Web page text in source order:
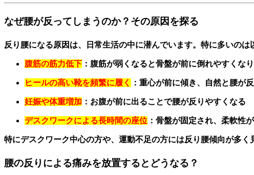
なぜ腰が反ってしまうのか？その原因を探る
反り腰になる原因は、日常生活の中に潜んでいます。特に多いのは
腹筋の筋力低下 ：腹筋が弱くなると骨盤が前に倒れやすくな
ヒールの高い靴を頻繁に履く ：重心が前に傾き、自然と腰が
妊娠や体重増加 ：お腹が前に出ることで腰が反りやすくなる
デスクワークによる長時間の座位 ：骨盤が固定され、柔軟性
特にデスクワーク中心の方や、運動不足の方には反り腰傾向が多
腰の反りによる痛みを放置するとどうなる？